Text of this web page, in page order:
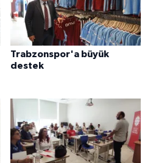
Trabzonspor'a büyük
destek